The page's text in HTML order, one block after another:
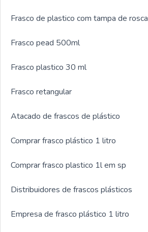
Frasco de plastico com tampa de rosca
Frasco pead 500ml
Frasco plastico 30 ml
Frasco retangular
Atacado de frascos de plástico
Comprar frasco plástico 1 litro
Comprar frasco plastico 1l em sp
Distribuidores de frascos plásticos
Empresa de frasco plástico 1 litro